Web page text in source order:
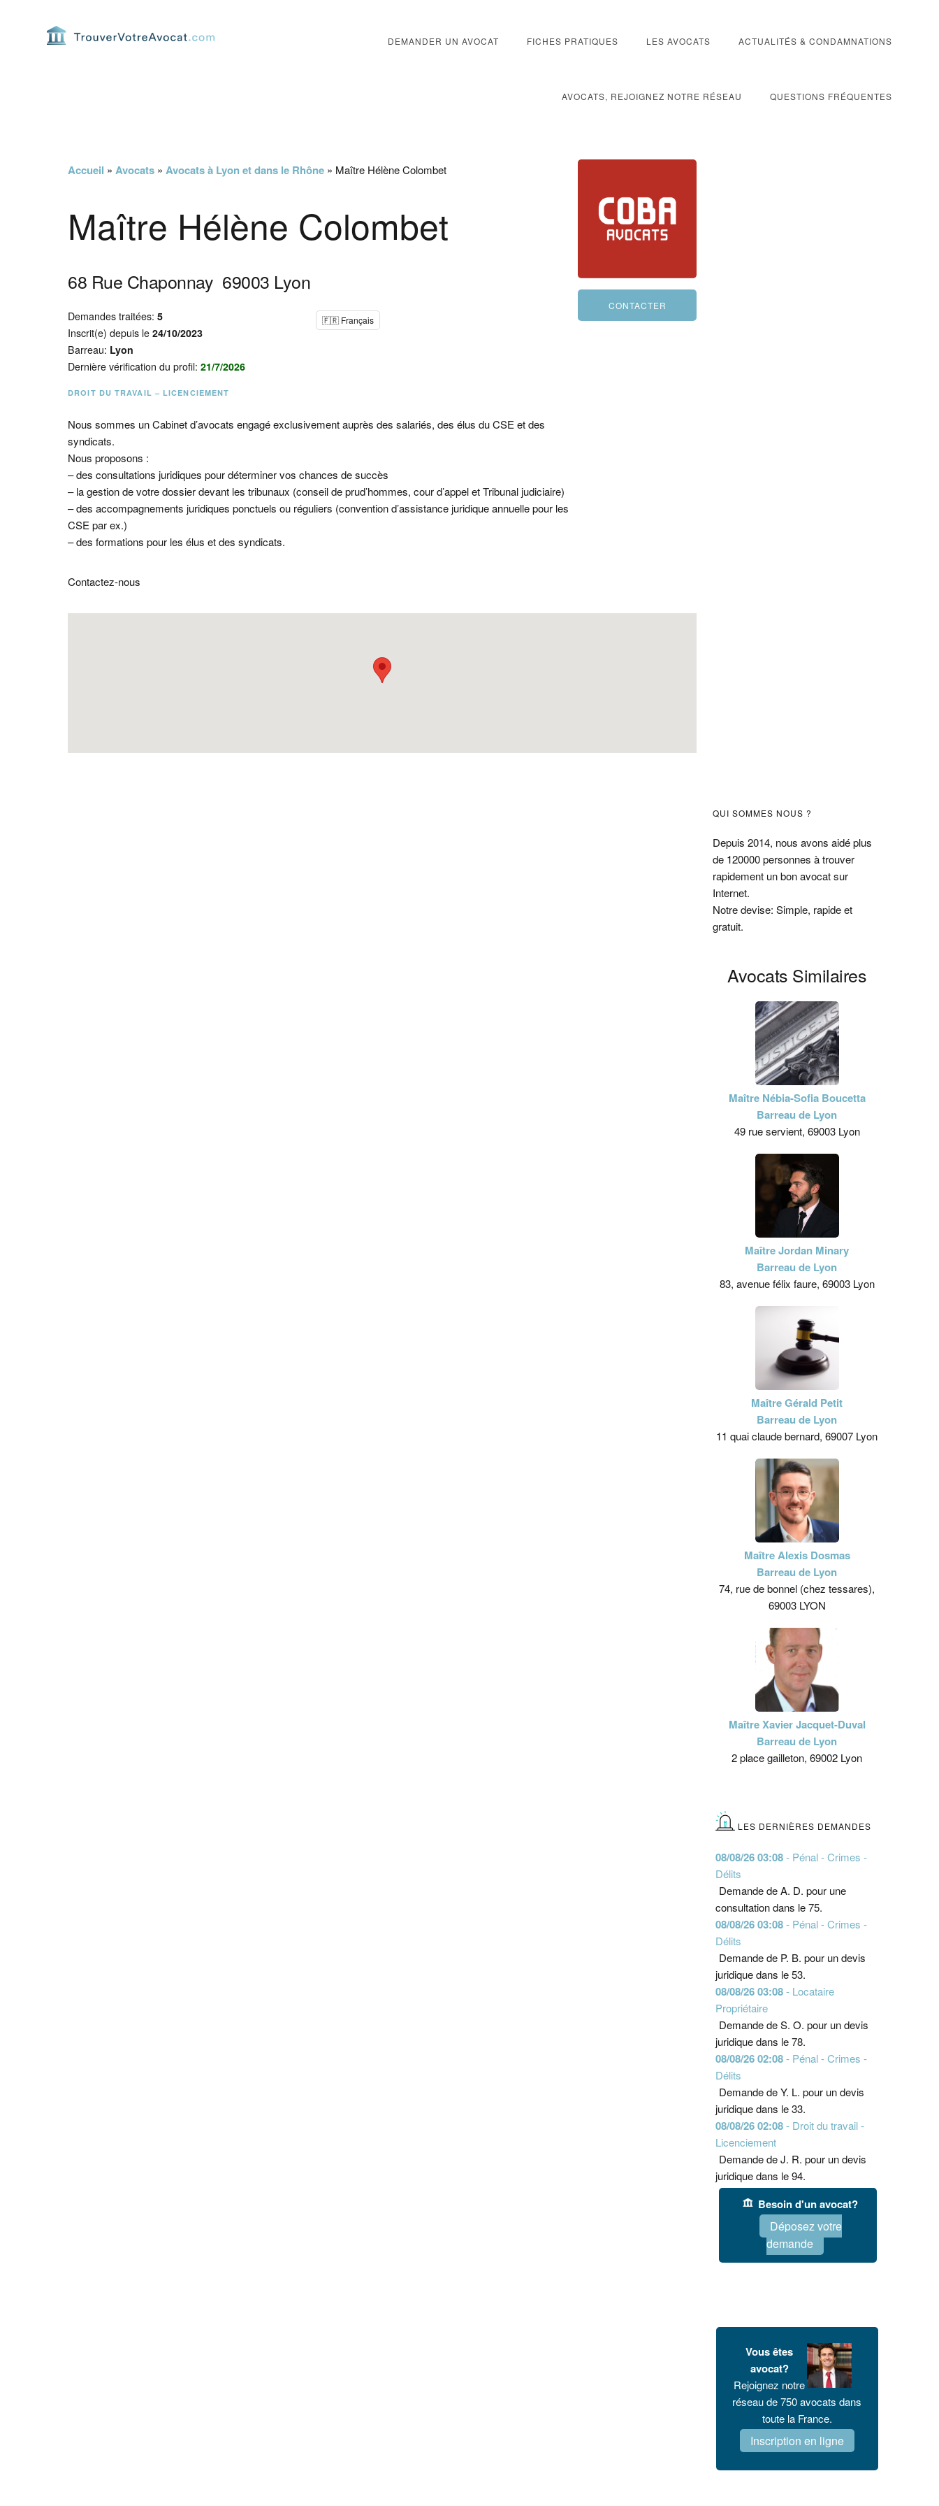
DEMANDER UN AVOCAT FICHES PRATIQUES LES AVOCATS ACTUALITÉS & CONDAMNATIONS
AVOCATS, REJOIGNEZ NOTRE RÉSEAU QUESTIONS FRÉQUENTES
Accueil » Avocats » Avocats à Lyon et dans le Rhône » Maître Hélène Colombet
Maître Hélène Colombet
68 Rue Chaponnay 69003 Lyon
Demandes traitées:5
Inscrit(e) depuis le24/10/2023
Barreau: Lyon
Dernière vérification du profil:21/7/2026
🇫🇷 Français
DROIT DU TRAVAIL – LICENCIEMENT
Nous sommes un Cabinet d’avocats engagé exclusivement auprès des salariés, des élus du CSE et des
syndicats.
Nous proposons :
– des consultations juridiques pour déterminer vos chances de succès
– la gestion de votre dossier devant les tribunaux (conseil de prud’hommes, cour d’appel et Tribunal judiciaire)
– des accompagnements juridiques ponctuels ou réguliers (convention d’assistance juridique annuelle pour les
CSE par ex.)
– des formations pour les élus et des syndicats.
Contactez-nous
Barre
latérale
principale
QUI SOMMES NOUS ?
Depuis 2014, nous avons aidé plus
de 120000 personnes à trouver
rapidement un bon avocat sur
Internet.
Notre devise: Simple, rapide et
gratuit.
Avocats Similaires
Maître Nébia-Sofia Boucetta
Barreau de Lyon
49 rue servient, 69003 Lyon
Maître Jordan Minary
Barreau de Lyon
83, avenue félix faure, 69003 Lyon
Maître Gérald Petit
Barreau de Lyon
11 quai claude bernard, 69007 Lyon
Maître Alexis Dosmas
Barreau de Lyon
74, rue de bonnel (chez tessares),
69003 LYON
Maître Xavier Jacquet-Duval
Barreau de Lyon
2 place gailleton, 69002 Lyon
LES DERNIÈRES DEMANDES
08/08/26 03:08- Pénal - Crimes -
Délits
Demande de A. D. pour une
consultation dans le 75.
08/08/26 03:08- Pénal - Crimes -
Délits
Demande de P. B. pour un devis
juridique dans le 53.
08/08/26 03:08- Locataire
Propriétaire
Demande de S. O. pour un devis
juridique dans le 78.
08/08/26 02:08- Pénal - Crimes -
Délits
Demande de Y. L. pour un devis
juridique dans le 33.
08/08/26 02:08- Droit du travail -
Licenciement
Demande de J. R. pour un devis
juridique dans le 94.
Besoin d'un avocat?
Déposez votre
demande
Vous êtes
avocat?
Rejoignez notre
réseau de 750 avocats dans
toute la France.
Inscription en ligne